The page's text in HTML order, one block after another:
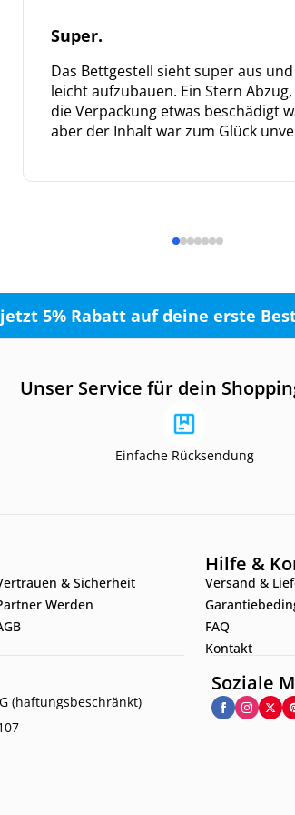
Super.
Das Bettgestell sieht super aus
leicht aufzubauen. Ein Stern
die Verpackung etwas beschädigt
aber der Inhalt war zum Glück
5% Rabatt auf deine erste
Unser Service für dein
Einfache Rücksendung
& Sicherheit
Werden
Hilfe &
Versand &
FAQ
Kontakt
(haftungsbeschränkt)
Soziale